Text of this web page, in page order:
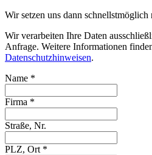
Wir setzen uns dann
Wir verarbeiten Ihre Daten
Anfrage. Weitere Informationen
Datenschutzhinweisen.
Name *
Firma *
Straße, Nr.
PLZ, Ort *